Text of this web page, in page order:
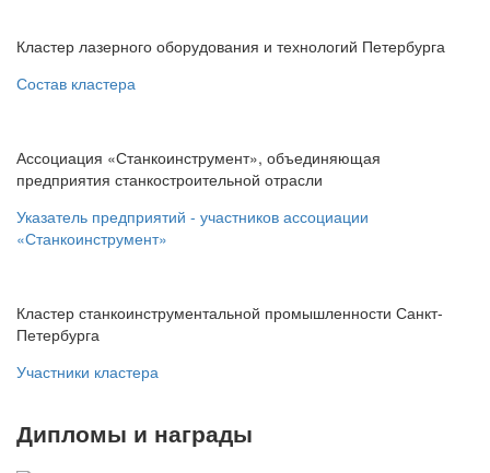
Кластер лазерного оборудования и технологий Петербурга
Состав кластера
Ассоциация «Станкоинструмент», объединяющая
предприятия станкостроительной отрасли
Указатель предприятий - участников ассоциации
«Станкоинструмент»
Кластер станкоинструментальной промышленности Санкт-
Петербурга
Участники кластера
Дипломы и награды